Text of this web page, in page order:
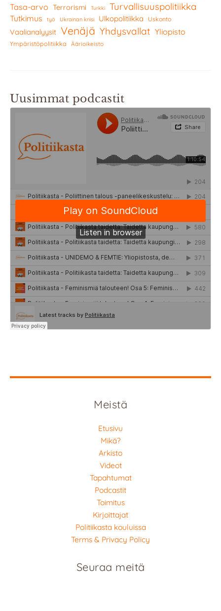
Tasa-arvo Terrorismi Turkki Turvallisuuspolitiikka
Tutkimus työ Ukrainan kriisi Ulkopolitiikka Uskonto
Vaalianalyysit Venäjä Yhdysvallat Yliopisto
Ympäristöpolitiikka Äärioikeisto
Uusimmat podcastit
Meistä
Etusivu
Mikä?
Arkisto
Videot
Tapahtumat
Podcastit
Toimitus
Kirjoittajat
Politiikasta kouluissa
Terms & Privacy Policy
Seuraa meitä